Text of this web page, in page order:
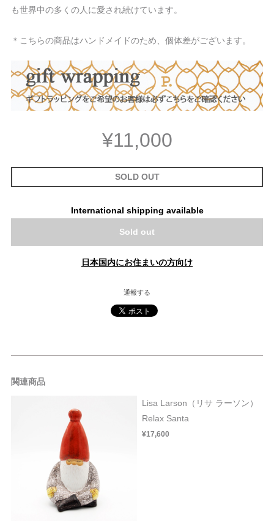
も世界中の多くの人に愛され続けています。
＊こちらの商品はハンドメイドのため、個体差がございます。
¥11,000
SOLD OUT
International shipping available
Sold out
日本国内にお住まいの方向け
通報する
関連商品
Lisa Larson（リサ ラーソン）
Relax Santa
¥17,600